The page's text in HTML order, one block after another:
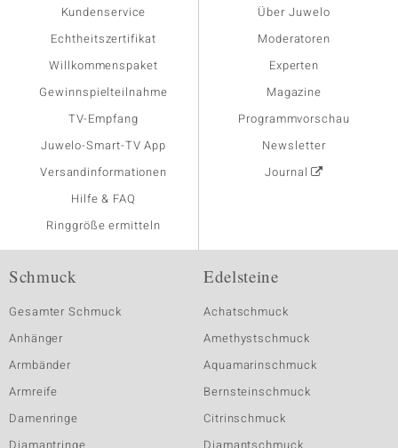
Kundenservice
Echtheitszertifikat
Willkommenspaket
Gewinnspielteilnahme
TV-Empfang
Juwelo-Smart-TV App
Versandinformationen
Hilfe & FAQ
Ringgröße ermitteln
Über Juwelo
Moderatoren
Experten
Magazine
Programmvorschau
Newsletter
Journal
Schmuck
Gesamter Schmuck
Anhänger
Armbänder
Armreife
Damenringe
Edelsteine
Achatschmuck
Amethystschmuck
Aquamarinschmuck
Bernsteinschmuck
Citrinschmuck